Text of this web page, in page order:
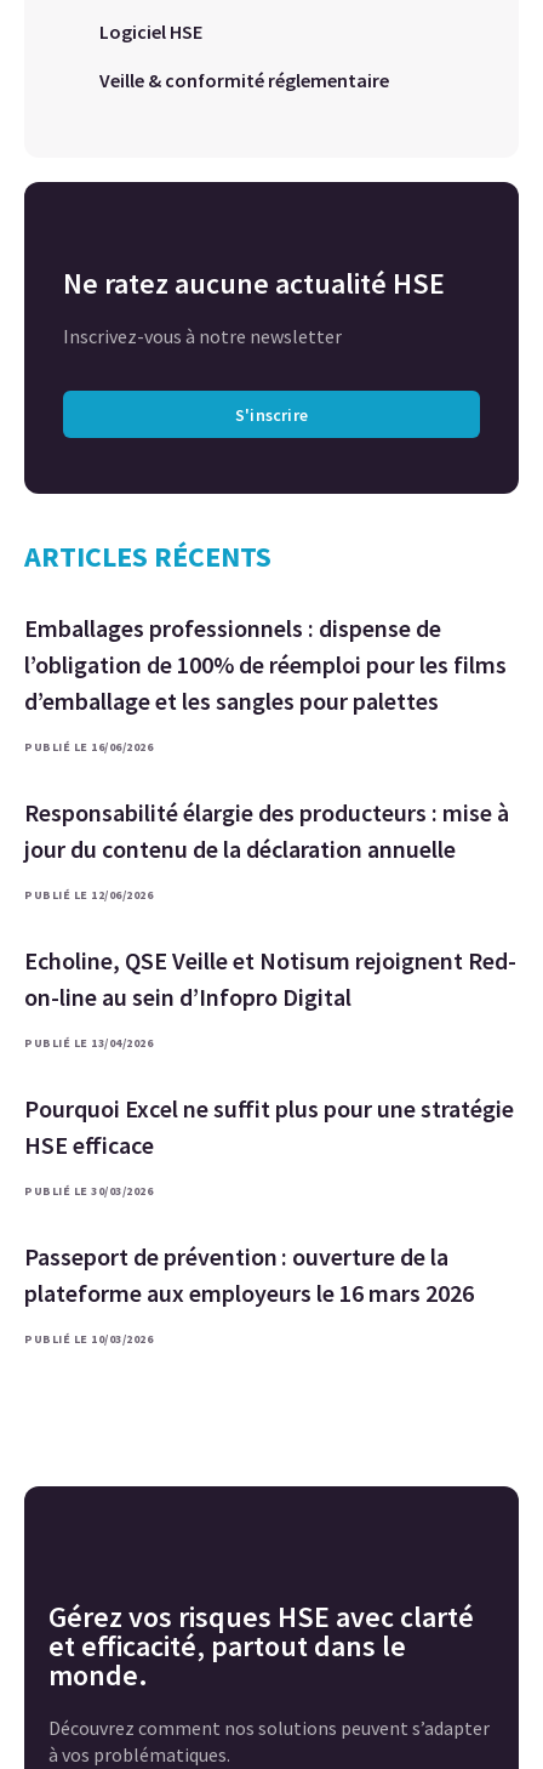
Logiciel HSE
Veille & conformité réglementaire
Ne ratez aucune actualité HSE
Inscrivez-vous à notre newsletter
S'inscrire
ARTICLES RÉCENTS
Emballages professionnels : dispense de
l’obligation de 100% de réemploi pour les films
d’emballage et les sangles pour palettes
PUBLIÉ LE 16/06/2026
Responsabilité élargie des producteurs : mise à
jour du contenu de la déclaration annuelle
PUBLIÉ LE 12/06/2026
Echoline, QSE Veille et Notisum rejoignent Red-
on-line au sein d’Infopro Digital
PUBLIÉ LE 13/04/2026
Pourquoi Excel ne suffit plus pour une stratégie
HSE efficace
PUBLIÉ LE 30/03/2026
Passeport de prévention : ouverture de la
plateforme aux employeurs le 16 mars 2026
PUBLIÉ LE 10/03/2026
Gérez vos risques HSE avec clarté
et efficacité, partout dans le
monde.
Découvrez comment nos solutions peuvent s’adapter
à vos problématiques.